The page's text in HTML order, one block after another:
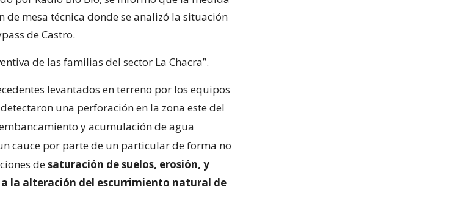
mesa técnica donde se analizó la situación
de Castro.
de las familias del sector La Chacra”.
levantados en terreno por los equipos
detectaron una perforación en la zona este del
y acumulación de agua
cauce por parte de un particular de forma no
desaturación de suelos, erosión, y
la alteración del escurrimiento natural de